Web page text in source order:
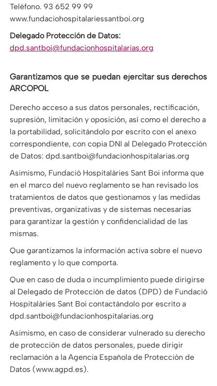
Teléfono. 93 652 99 99
www.fundaciohospitalariessantboi.org
Delegado Protección de Datos:
dpd.santboi@fundacionhospitalarias.org
Garantizamos que se puedan ejercitar sus derechos
ARCOPOL
Derecho acceso a sus datos personales, rectificación,
supresión, limitación y oposición, así como el derecho a
la portabilidad, solicitándolo por escrito con el anexo
correspondiente, con copia DNI al Delegado Protección
de Datos: dpd.santboi@fundacionhospitalarias.org
Asimismo, Fundació Hospitalàries Sant Boi informa que
en el marco del nuevo reglamento se han revisado los
tratamientos de datos que gestionamos y las medidas
preventivas, organizativas y de sistemas necesarias
para garantizar la gestión y confidencialidad de las
mismas.
Que garantizamos la información activa sobre el nuevo
reglamento y lo que comporta.
Que en caso de duda o incumplimiento puede dirigirse
al Delegado de Protección de datos (DPD) de Fundació
Hospitalàries Sant Boi contactándolo por escrito a
dpd.santboi@fundacionhospitalarias.org
Asimismo, en caso de considerar vulnerado su derecho
de protección de datos personales, puede dirigir
reclamación a la Agencia Española de Protección de
Datos (www.agpd.es).